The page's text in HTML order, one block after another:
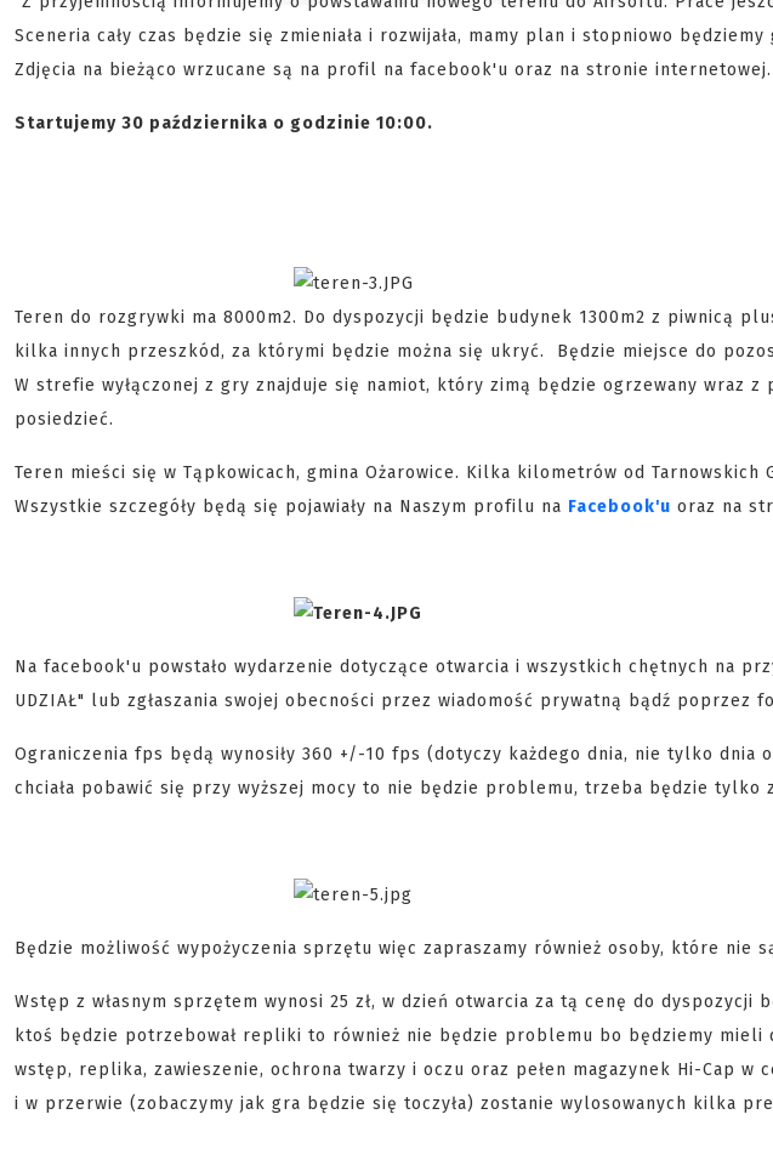
Sceneria cały czas będzie się zmieniała i rozwijała, mamy plan i stopniowo
Zdjęcia na bieżąco wrzucane są na profil na facebook'u oraz na stronie internetowej.
Startujemy 30 października o godzinie 10:00.
Teren do rozgrywki ma 8000m2. Do dyspozycji będzie budynek 1300m2 z piwnicą
kilka innych przeszkód, za którymi będzie można się ukryć. Będzie miejsce do
W strefie wyłączonej z gry znajduje się namiot, który zimą będzie ogrzewany wraz
posiedzieć.
Teren mieści się w Tąpkowicach, gmina Ożarowice. Kilka kilometrów od
Wszystkie szczegóły będą się pojawiały na Naszym profilu na Facebook'u oraz na
Na facebook'u powstało wydarzenie dotyczące otwarcia i wszystkich chętnych na
UDZIAŁ" lub zgłaszania swojej obecności przez wiadomość prywatną bądź
Ograniczenia fps będą wynosiły 360 +/-10 fps (dotyczy każdego dnia, nie tylko dnia
chciała pobawić się przy wyższej mocy to nie będzie problemu, trzeba będzie tylko
Będzie możliwość wypożyczenia sprzętu więc zapraszamy również osoby, które nie
Wstęp z własnym sprzętem wynosi 25 zł, w dzień otwarcia za tą cenę do dyspozycji
ktoś będzie potrzebował repliki to również nie będzie problemu bo będziemy mieli
wstęp, replika, zawieszenie, ochrona twarzy i oczu oraz pełen magazynek Hi-Cap w
i w przerwie (zobaczymy jak gra będzie się toczyła) zostanie wylosowanych kilka